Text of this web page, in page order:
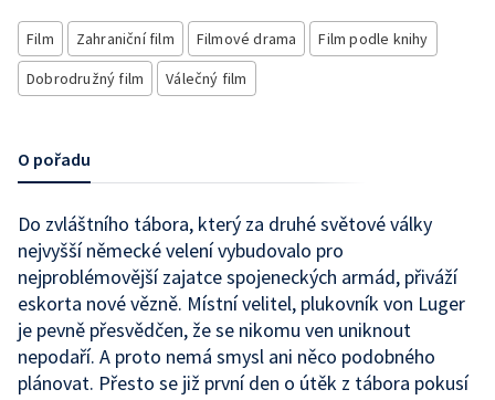
Film Zahraniční film Filmové drama
Film podle knihy
Dobrodružný film
Válečný film
O pořadu
Do zvláštního tábora, který za druhé světové války
nejvyšší německé velení vybudovalo pro
nejproblémovější zajatce spojeneckých armád, přiváží
eskorta nové vězně. Místní velitel, plukovník von Luger
je pevně přesvědčen, že se nikomu ven uniknout
nepodaří. A proto nemá smysl ani něco podobného
plánovat. Přesto se již první den o útěk z tábora pokusí